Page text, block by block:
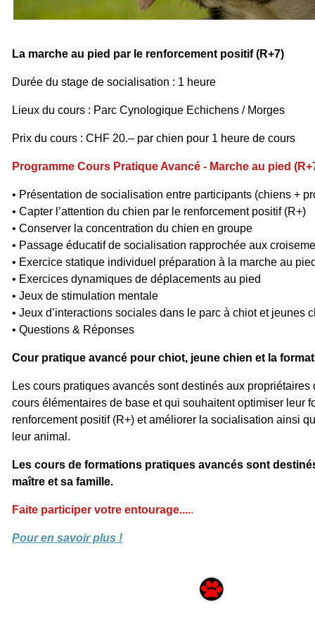
La marche au pied par le renforcement positif (R+7)
Durée du stage de socialisation : 1 heure
Lieux du cours : Parc Cynologique Echichens / Morges
Prix du cours : CHF 20.– par chien pour 1 heure de cours
Programme Cours Pratique Avancé - Marche au pied
• Présentation de socialisation entre participants (chiens +
• Capter l’attention du chien par le renforcement positif (R+)
• Conserver la concentration du chien en groupe
• Passage éducatif de socialisation rapprochée aux
• Exercice statique individuel préparation à la marche au
• Exercices dynamiques de déplacements au pied
• Jeux de stimulation mentale
• Jeux d’interactions sociales dans le parc à chiot et jeunes
• Questions & Réponses
Cour pratique avancé pour chiot, jeune chien et la
Les cours pratiques avancés sont destinés aux propriétaires
cours élémentaires de base et qui souhaitent optimiser leur
renforcement positif (R+) et améliorer la socialisation ainsi
leur animal.
Les cours de formations pratiques avancés sont
maître et sa famille.
Faite participer votre entourage.....
Pour en savoir plus !